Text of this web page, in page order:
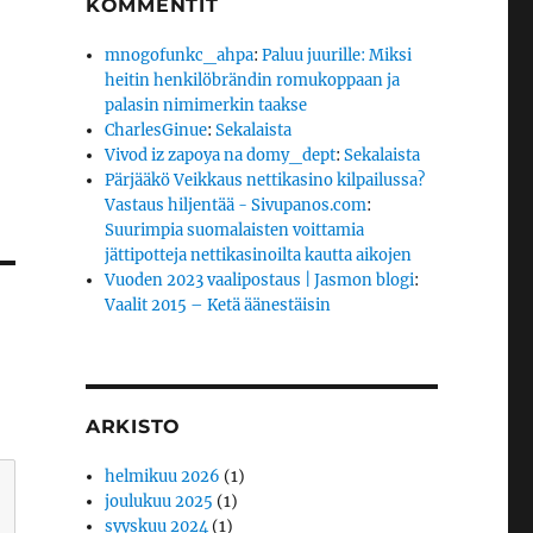
KOMMENTIT
mnogofunkc_ahpa:Paluu juurille: Miksi
heitin henkilöbrändin romukoppaan ja
palasin nimimerkin taakse
CharlesGinue:Sekalaista
Vivod iz zapoya na domy_dept:Sekalaista
Pärjääkö Veikkaus nettikasino kilpailussa?
Vastaus hiljentää - Sivupanos.com:
Suurimpia suomalaisten voittamia
jättipotteja nettikasinoilta kautta aikojen
Vuoden 2023 vaalipostaus | Jasmon blogi:
Vaalit 2015 – Ketä äänestäisin
ARKISTO
helmikuu 2026 (1)
joulukuu 2025 (1)
syyskuu 2024(1)